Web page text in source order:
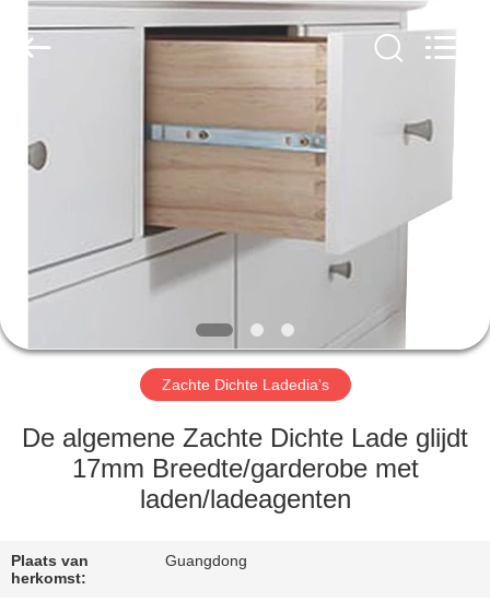
ONGEVEER
ONS
FABRIEKSREIS
KWALITEITSCONTROLE
CONTACTEER
LIMITED.
Rights
Zachte Dichte Ladedia's
De algemene Zachte Dichte Lade glijdt
17mm Breedte/garderobe met
laden/ladeagenten
Plaats van
herkomst:
Guangdong